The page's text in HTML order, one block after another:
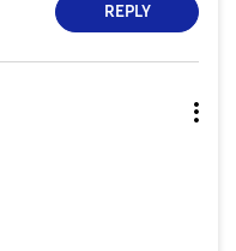
REPLY